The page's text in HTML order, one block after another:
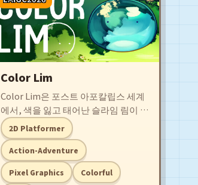
Color Lim
Color Lim은 포스트 아포칼립스 세계
에서, 색을 잃고 태어난 슬라임 림이 진
정한 자신의 색을 찾기 위해 떠나는 여
정을 그립니다. 색을 바꿔 길을 찾아가
고, 적으로 변신해 능력을 활용하며,
퍼즐을 풀어 림의 독특한 여정을 완성
하세요.
2D Platformer
Action-Adventure
Pixel Graphics Colorful